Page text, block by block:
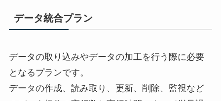
データ統合プラン
データの取り込みやデータの加工を行う際に必要
となるプランです。
データの作成、読み取り、更新、削除、監視など